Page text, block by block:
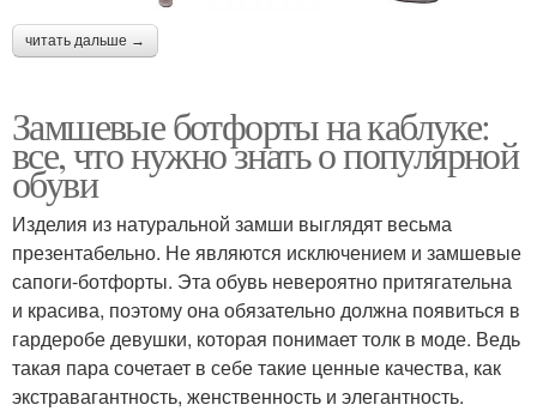
читать дальше →
Замшевые ботфорты на каблуке:
все, что нужно знать о популярной
обуви
Изделия из натуральной замши выглядят весьма
презентабельно. Не являются исключением и замшевые
сапоги-ботфорты. Эта обувь невероятно притягательна
и красива, поэтому она обязательно должна появиться в
гардеробе девушки, которая понимает толк в моде. Ведь
такая пара сочетает в себе такие ценные качества, как
экстравагантность, женственность и элегантность.